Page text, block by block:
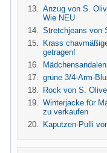
Anzug von S.
Wie NEU
Stretchjeans von
Krass
getragen!
grüne 3/4-Arm-
Rock von S.
Winterjacke für
zu verkaufen
Kaputzen-Pulli